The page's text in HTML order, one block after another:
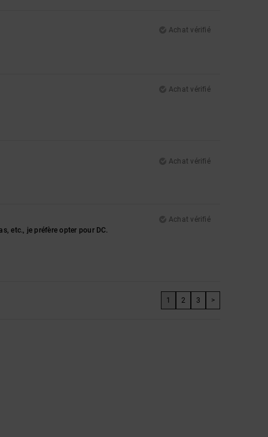
Achat vérifié
Achat vérifié
Achat vérifié
Achat vérifié
etc., je préfère opter pour DC.
1 2 3 >